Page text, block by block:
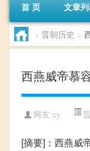
首 页 文章
> 晋朝历史 >
西燕威帝慕
网友:xy
[摘要]：西燕威